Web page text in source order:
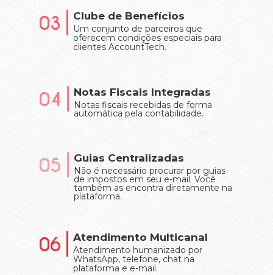
03 Clube de Benefícios
Um conjunto de parceiros que
oferecem condições especiais para
clientes AccountTech.
04 Notas Fiscais Integradas
Notas fiscais recebidas de forma
automática pela contabilidade.
05 Guias Centralizadas
Não é necessário procurar por guias
de impostos em seu e-mail. Você
também as encontra diretamente na
plataforma.
06 Atendimento Multicanal
Atendimento humanizado por
WhatsApp, telefone, chat na
plataforma e e-mail.